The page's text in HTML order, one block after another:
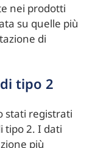
nei prodotti
su quelle più
di
tipo 2
stati registrati
tipo 2. I dati
più